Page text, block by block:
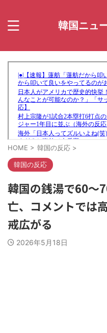
韓国ニュ
HOME > 韓国の反応 >
韓国の反応
韓国の銭湯で60〜
亡、コメントでは
戒広がる
2026年5月18日